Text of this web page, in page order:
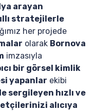
arayan
stratejilerle
her projede
olarak Bornova
imzasıyla
bir görsel kimlik
yapanlar ekibi
sergileyen hızlı ve
alıcıya